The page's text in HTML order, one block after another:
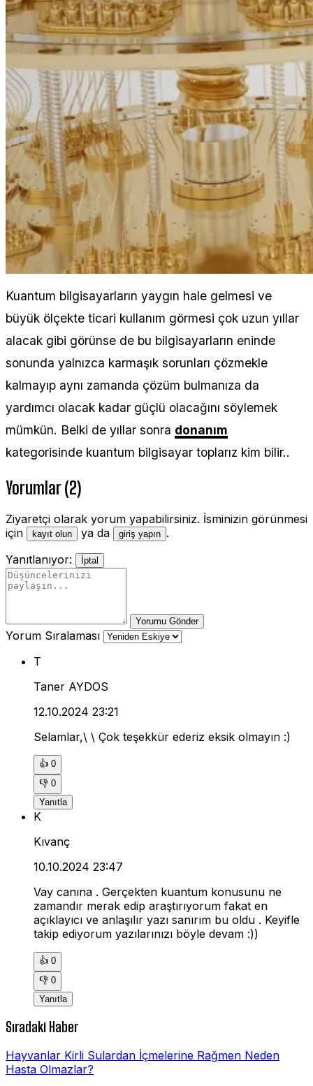
Kuantum bilgisayarların yaygın hale gelmesi ve
büyük ölçekte ticari kullanım görmesi çok uzun yıllar
alacak gibi görünse de bu bilgisayarların eninde
sonunda yalnızca karmaşık sorunları çözmekle
kalmayıp aynı zamanda çözüm bulmanıza da
yardımcı olacak kadar güçlü olacağını söylemek
mümkün. Belki de yıllar sonra donanım
kategorisinde kuantum bilgisayar toplarız kim bilir..
Yorumlar (2)
Ziyaretçi olarak yorum yapabilirsiniz. İsminizin görünmesi
için
kayıt olun ya da giriş yapın .
Yanıtlanıyor:
İptal
Yorumu Gönder
Yorum Sıralaması
T
Taner AYDOS
12.10.2024 23:21
Selamlar,\ \ Çok teşekkür ederiz eksik olmayın :)
👍 0
👎 0
Yanıtla
K
Kıvanç
10.10.2024 23:47
Vay canına . Gerçekten kuantum konusunu ne
zamandır merak edip araştırıyorum fakat en
açıklayıcı ve anlaşılır yazı sanırım bu oldu . Keyifle
takip ediyorum yazılarınızı böyle devam :))
👍 0
👎 0
Yanıtla
Sıradaki Haber
Hayvanlar Kirli Sulardan İçmelerine Rağmen Neden
Hasta Olmazlar?